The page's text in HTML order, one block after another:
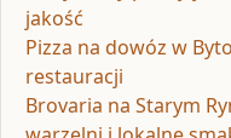
jakość
Pizza na dowóz w
restauracji
Brovaria na Starym